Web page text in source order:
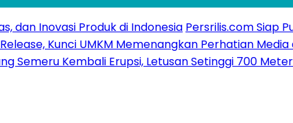
dan Inovasi Produk di Indonesia Persrilis.com Siap
Kunci UMKM Memenangkan Perhatian
Semeru Kembali Erupsi, Letusan Setinggi 700